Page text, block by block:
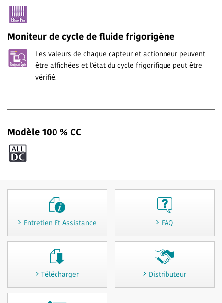
Moniteur de cycle de fluide frigorigène
Les valeurs de chaque capteur et actionneur peuvent
être affichées et l'état du cycle frigorifique peut être
vérifié.
Modèle 100 % CC
Entretien Et Assistance FAQ
Télécharger Distributeur